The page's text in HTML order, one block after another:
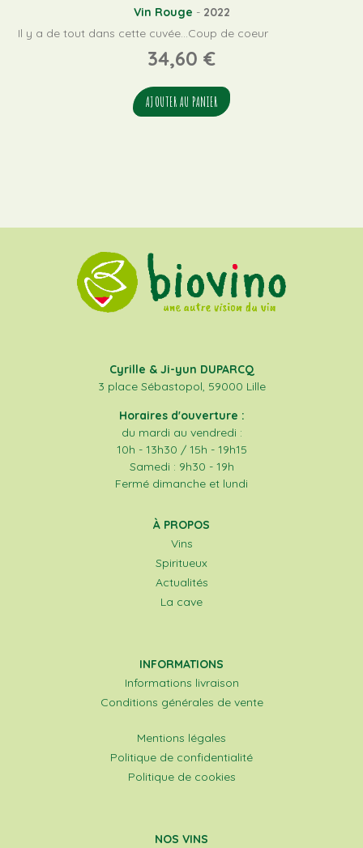
Vin Rouge - 2022
Il y a de tout dans cette cuvée...Coup de coeur
34,60 €
AJOUTER AU PANIER
Cyrille & Ji-yun DUPARCQ
3 place Sébastopol, 59000 Lille
Horaires d'ouverture :
du mardi au vendredi :
10h - 13h30 / 15h - 19h15
Samedi : 9h30 - 19h
Fermé dimanche et lundi
À PROPOS
Vins
Spiritueux
Actualités
La cave
INFORMATIONS
Informations livraison
Conditions générales de vente
Mentions légales
Politique de confidentialité
Politique de cookies
NOS VINS